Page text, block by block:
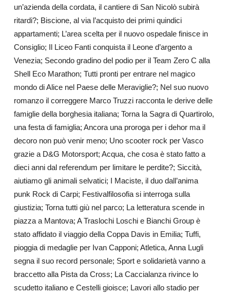
un’azienda della cordata, il cantiere di San Nicolò subirà
ritardi?; Biscione, al via l’acquisto dei primi quindici
appartamenti; L’area scelta per il nuovo ospedale finisce in
Consiglio; Il Liceo Fanti conquista il Leone d’argento a
Venezia; Secondo gradino del podio per il Team Zero C alla
Shell Eco Marathon; Tutti pronti per entrare nel magico
mondo di Alice nel Paese delle Meraviglie?; Nel suo nuovo
romanzo il correggere Marco Truzzi racconta le derive delle
famiglie della borghesia italiana; Torna la Sagra di Quartirolo,
una festa di famiglia; Ancora una proroga per i dehor ma il
decoro non può venir meno; Uno scooter rock per Vasco
grazie a D&G Motorsport; Acqua, che cosa è stato fatto a
dieci anni dal referendum per limitare le perdite?; Siccità,
aiutiamo gli animali selvatici; I Maciste, il duo dall’anima
punk Rock di Carpi; Festivalfilosofia si interroga sulla
giustizia; Torna tutti giù nel parco; La letteratura scende in
piazza a Mantova; A Traslochi Loschi e Bianchi Group è
stato affidato il viaggio della Coppa Davis in Emilia; Tuffi,
pioggia di medaglie per Ivan Capponi; Atletica, Anna Lugli
segna il suo record personale; Sport e solidarietà vanno a
braccetto alla Pista da Cross; La Caccialanza rivince lo
scudetto italiano e Cestelli gioisce; Lavori allo stadio per